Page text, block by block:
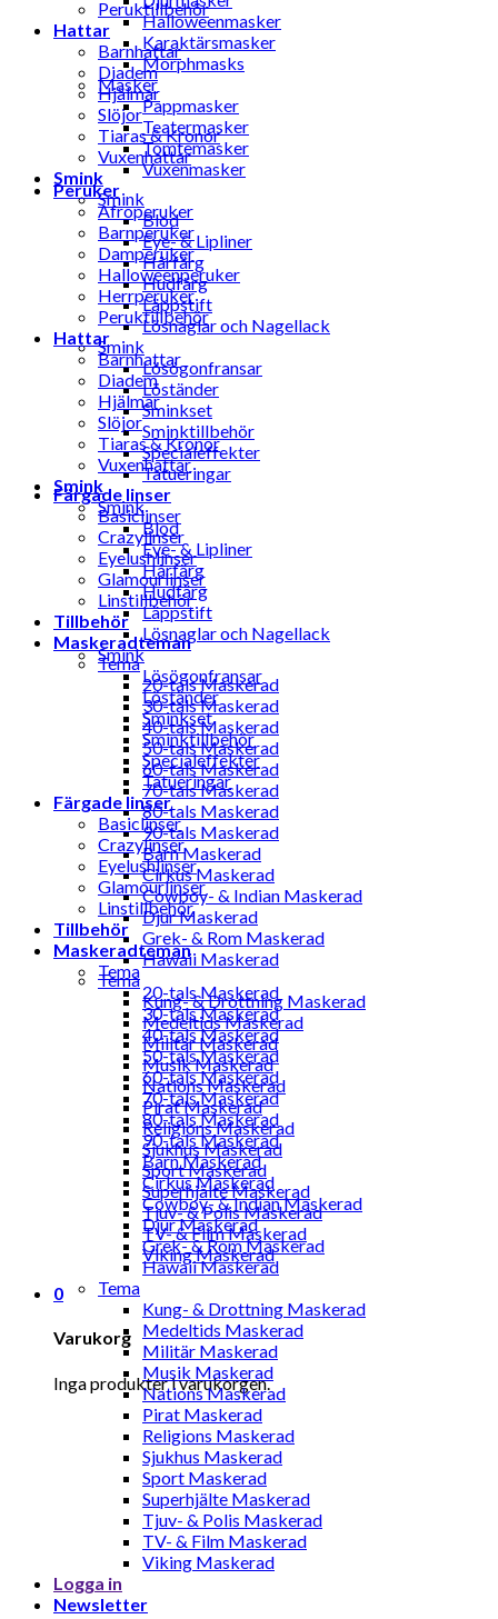
Peruktillbehör
Hattar
Barnhattar
Diadem
Hjälmar
Slöjor
Tiaras & Kronor
Vuxenhattar
Smink
Smink
Blod
Eye- & Lipliner
Hårfärg
Hudfärg
Läppstift
Lösnaglar och Nagellack
Smink
Lösögonfransar
Löständer
Sminkset
Sminktillbehör
Specialeffekter
Tatueringar
Färgade linser
Basiclinser
Crazylinser
Eyelushlinser
Glamourlinser
Linstillbehör
Tillbehör
Maskeradteman
Tema
20-tals Maskerad
30-tals Maskerad
40-tals Maskerad
50-tals Maskerad
60-tals Maskerad
70-tals Maskerad
80-tals Maskerad
90-tals Maskerad
Barn Maskerad
Cirkus Maskerad
Cowboy- & Indian Maskerad
Djur Maskerad
Grek- & Rom Maskerad
Hawaii Maskerad
Tema
Kung- & Drottning Maskerad
Medeltids Maskerad
Militär Maskerad
Musik Maskerad
Nations Maskerad
Pirat Maskerad
Religions Maskerad
Sjukhus Maskerad
Sport Maskerad
Superhjälte Maskerad
Tjuv- & Polis Maskerad
TV- & Film Maskerad
Viking Maskerad
0
Varukorg
Inga produkter i varukorgen.
Halloweenmasker
Karaktärsmasker
Morphmasks
Masker
Pappmasker
Teatermasker
Tomtemasker
Vuxenmasker
Peruker
Afroperuker
Barnperuker
Damperuker
Halloweenperuker
Herrperuker
Peruktillbehör
Hattar
Barnhattar
Diadem
Hjälmar
Slöjor
Tiaras & Kronor
Vuxenhattar
Smink
Smink
Blod
Eye- & Lipliner
Hårfärg
Hudfärg
Läppstift
Lösnaglar och Nagellack
Smink
Lösögonfransar
Löständer
Sminkset
Sminktillbehör
Specialeffekter
Tatueringar
Färgade linser
Basiclinser
Crazylinser
Eyelushlinser
Glamourlinser
Linstillbehör
Tillbehör
Maskeradteman
Tema
20-tals Maskerad
30-tals Maskerad
40-tals Maskerad
50-tals Maskerad
60-tals Maskerad
70-tals Maskerad
80-tals Maskerad
90-tals Maskerad
Barn Maskerad
Cirkus Maskerad
Cowboy- & Indian Maskerad
Djur Maskerad
Grek- & Rom Maskerad
Hawaii Maskerad
Tema
Kung- & Drottning Maskerad
Medeltids Maskerad
Militär Maskerad
Musik Maskerad
Nations Maskerad
Pirat Maskerad
Religions Maskerad
Sjukhus Maskerad
Sport Maskerad
Superhjälte Maskerad
Tjuv- & Polis Maskerad
TV- & Film Maskerad
Viking Maskerad
Logga in
Newsletter